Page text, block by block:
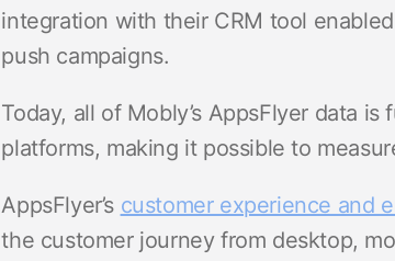
integration with their CRM tool
push campaigns.
Today, all of Mobly’s AppsFlyer data
platforms, making it possible to
AppsFlyer’s customer experience and
the customer journey from desktop,